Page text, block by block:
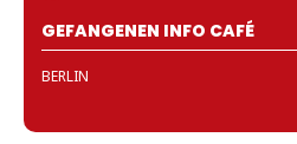
GEFANGENEN INFO CAFÉ
BERLIN